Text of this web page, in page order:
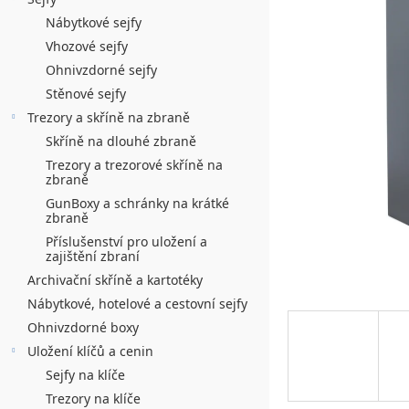
n
Nábytkové sejfy
Vhozové sejfy
Ohnivzdorné sejfy
Stěnové sejfy
Trezory a skříně na zbraně
Skříně na dlouhé zbraně
Trezory a trezorové skříně na
zbraně
GunBoxy a schránky na krátké
zbraně
Příslušenství pro uložení a
zajištění zbraní
Archivační skříně a kartotéky
Nábytkové, hotelové a cestovní sejfy
Ohnivzdorné boxy
Uložení klíčů a cenin
Sejfy na klíče
Trezory na klíče